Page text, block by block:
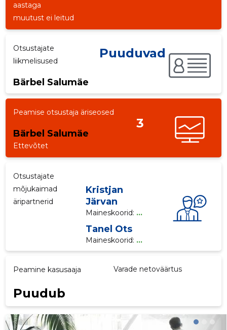
aastaga
muutust ei leitud
Otsustajate
liikmelisused
Bärbel Salumäe
Puuduvad
Peamise otsustaja äriseosed
Bärbel Salumäe
3
Ettevõtet
Otsustajate
mõjukaimad
äripartnerid
Kristjan
Järvan
Maineskoorid: ...
Tanel Ots
Maineskoorid: ...
Peamine kasusaaja Varade netoväärtus
Puudub